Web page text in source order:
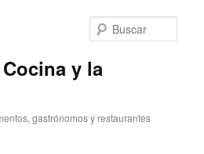
y la
gastrónomos y restaurantes